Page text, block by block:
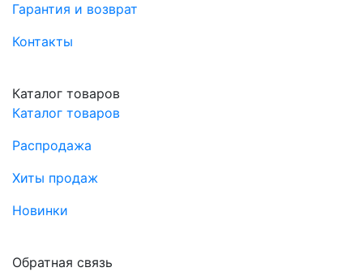
Гарантия и возврат
Контакты
Каталог товаров
Каталог товаров
Распродажа
Хиты продаж
Новинки
Обратная связь